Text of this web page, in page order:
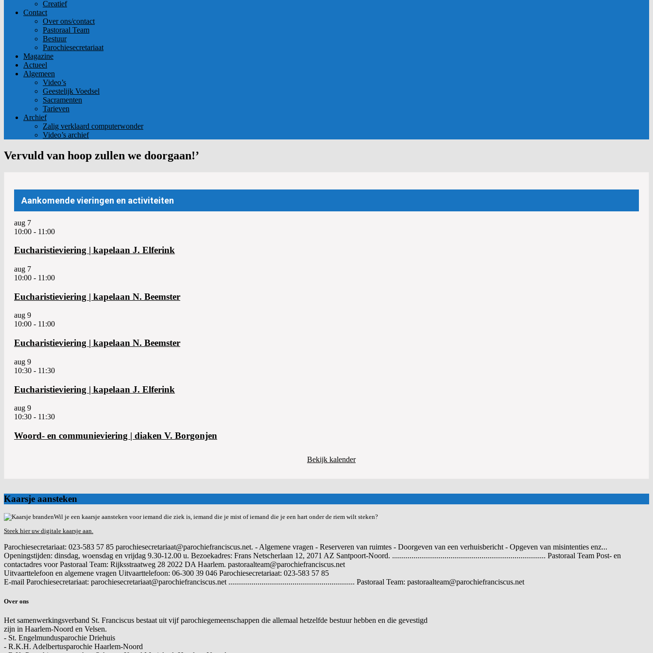
Creatief
Contact
Over ons/contact
Pastoraal Team
Bestuur
Parochiesecretariaat
Magazine
Actueel
Algemeen
Video’s
Geestelijk Voedsel
Sacramenten
Tarieven
Archief
Zalig verklaard computerwonder
Video’s archief
Vervuld van hoop zullen we doorgaan!’
Aankomende vieringen en activiteiten
aug 7
10:00 - 11:00
Eucharistieviering | kapelaan J. Elferink
aug 7
10:00 - 11:00
Eucharistieviering | kapelaan N. Beemster
aug 9
10:00 - 11:00
Eucharistieviering | kapelaan N. Beemster
aug 9
10:30 - 11:30
Eucharistieviering | kapelaan J. Elferink
aug 9
10:30 - 11:30
Woord- en communieviering | diaken V. Borgonjen
Bekijk kalender
Kaarsje aansteken
Wil je een kaarsje aansteken voor iemand die ziek is, iemand die je mist of iemand die je een hart onder de riem wilt steken?
Steek hier uw digitale kaarsje aan.
Parochiesecretariaat: 023-583 57 85 parochiesecretariaat@parochiefranciscus.net. - Algemene vragen - Reserveren van ruimtes - Doorgeven van een verhuisbericht - Opgeven van misintenties enz...
Openingstijden: dinsdag, woensdag en vrijdag 9.30-12.00 u. Bezoekadres: Frans Netscherlaan 12, 2071 AZ Santpoort-Noord. ............................................................................... Pastoraal Team Post- en
contactadres voor Pastoraal Team: Rijksstraatweg 28 2022 DA Haarlem. pastoraalteam@parochiefranciscus.net
Uitvaarttelefoon en algemene vragen Uitvaarttelefoon: 06-300 39 046 Parochiesecretariaat: 023-583 57 85
E-mail Parochiesecretariaat: parochiesecretariaat@parochiefranciscus.net ................................................................. Pastoraal Team: pastoraalteam@parochiefranciscus.net
Over ons
Het samenwerkingsverband St. Franciscus bestaat uit vijf parochiegemeenschappen die allemaal hetzelfde bestuur hebben en die gevestigd
zijn in Haarlem-Noord en Velsen.
- St. Engelmundusparochie Driehuis
- R.K.H. Adelbertusparochie Haarlem-Noord